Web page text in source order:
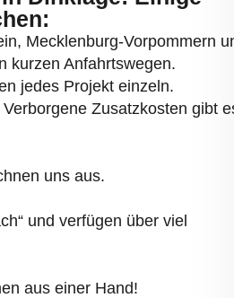
Mecklenburg-Vorpommern
kurzen Anfahrtswegen.
jedes Projekt einzeln.
Zusatzkosten gibt
uns aus.
und verfügen über viel
aus einer Hand!